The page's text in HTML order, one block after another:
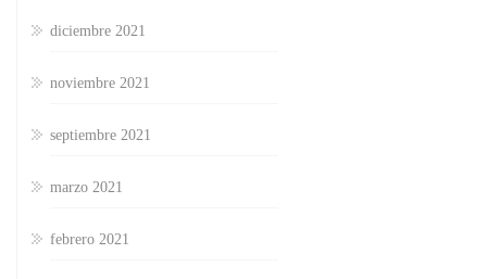
diciembre 2021
noviembre 2021
septiembre 2021
marzo 2021
febrero 2021